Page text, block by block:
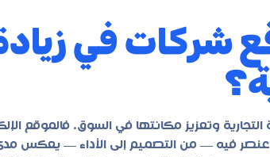
شركات في
التجارية وتعزيز مكانتها في السوق. فالموقع
عنصر فيه — من التصميم إلى الأداء — يعكس